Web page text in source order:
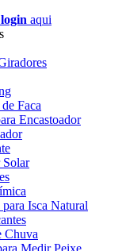
login aqui
Faca
Encastoador
Solar
Isca Natural
Chuva
Medir Peixe